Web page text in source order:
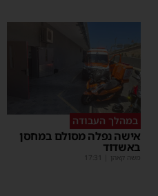
במהלך העבודה
אישה נפלה מסולם במחסן
באשדוד
משה קאהן 17:31